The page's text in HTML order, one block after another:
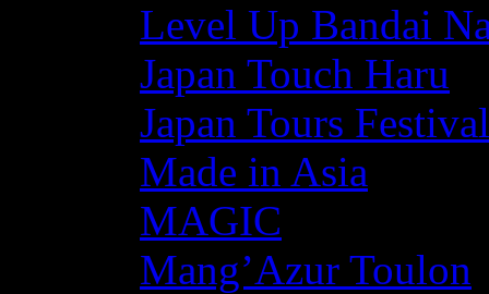
Level Up Bandai
Japan Touch Haru
Japan Tours Festival
Made in Asia
MAGIC
Mang’Azur Toulon